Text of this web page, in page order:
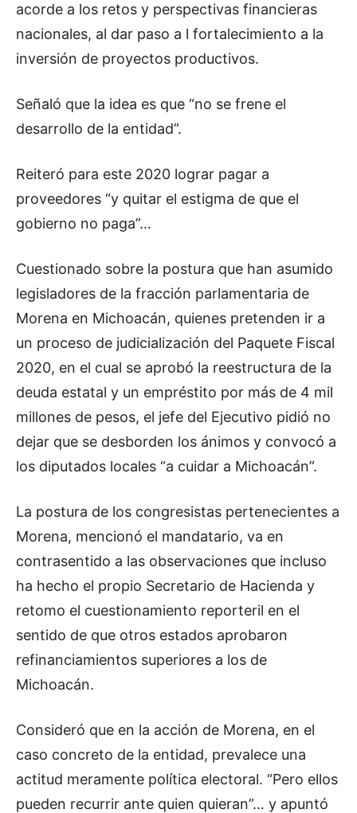
acorde a los retos y perspectivas financieras
nacionales, al dar paso a l fortalecimiento a la
inversión de proyectos productivos.
Señaló que la idea es que “no se frene el
desarrollo de la entidad”.
Reiteró para este 2020 lograr pagar a
proveedores “y quitar el estigma de que el
gobierno no paga”…
Cuestionado sobre la postura que han asumido
legisladores de la fracción parlamentaria de
Morena en Michoacán, quienes pretenden ir a
un proceso de judicialización del Paquete Fiscal
2020, en el cual se aprobó la reestructura de la
deuda estatal y un empréstito por más de 4 mil
millones de pesos, el jefe del Ejecutivo pidió no
dejar que se desborden los ánimos y convocó a
los diputados locales “a cuidar a Michoacán”.
La postura de los congresistas pertenecientes a
Morena, mencionó el mandatario, va en
contrasentido a las observaciones que incluso
ha hecho el propio Secretario de Hacienda y
retomo el cuestionamiento reporteril en el
sentido de que otros estados aprobaron
refinanciamientos superiores a los de
Michoacán.
Consideró que en la acción de Morena, en el
caso concreto de la entidad, prevalece una
actitud meramente política electoral. “Pero ellos
pueden recurrir ante quien quieran”… y apuntó